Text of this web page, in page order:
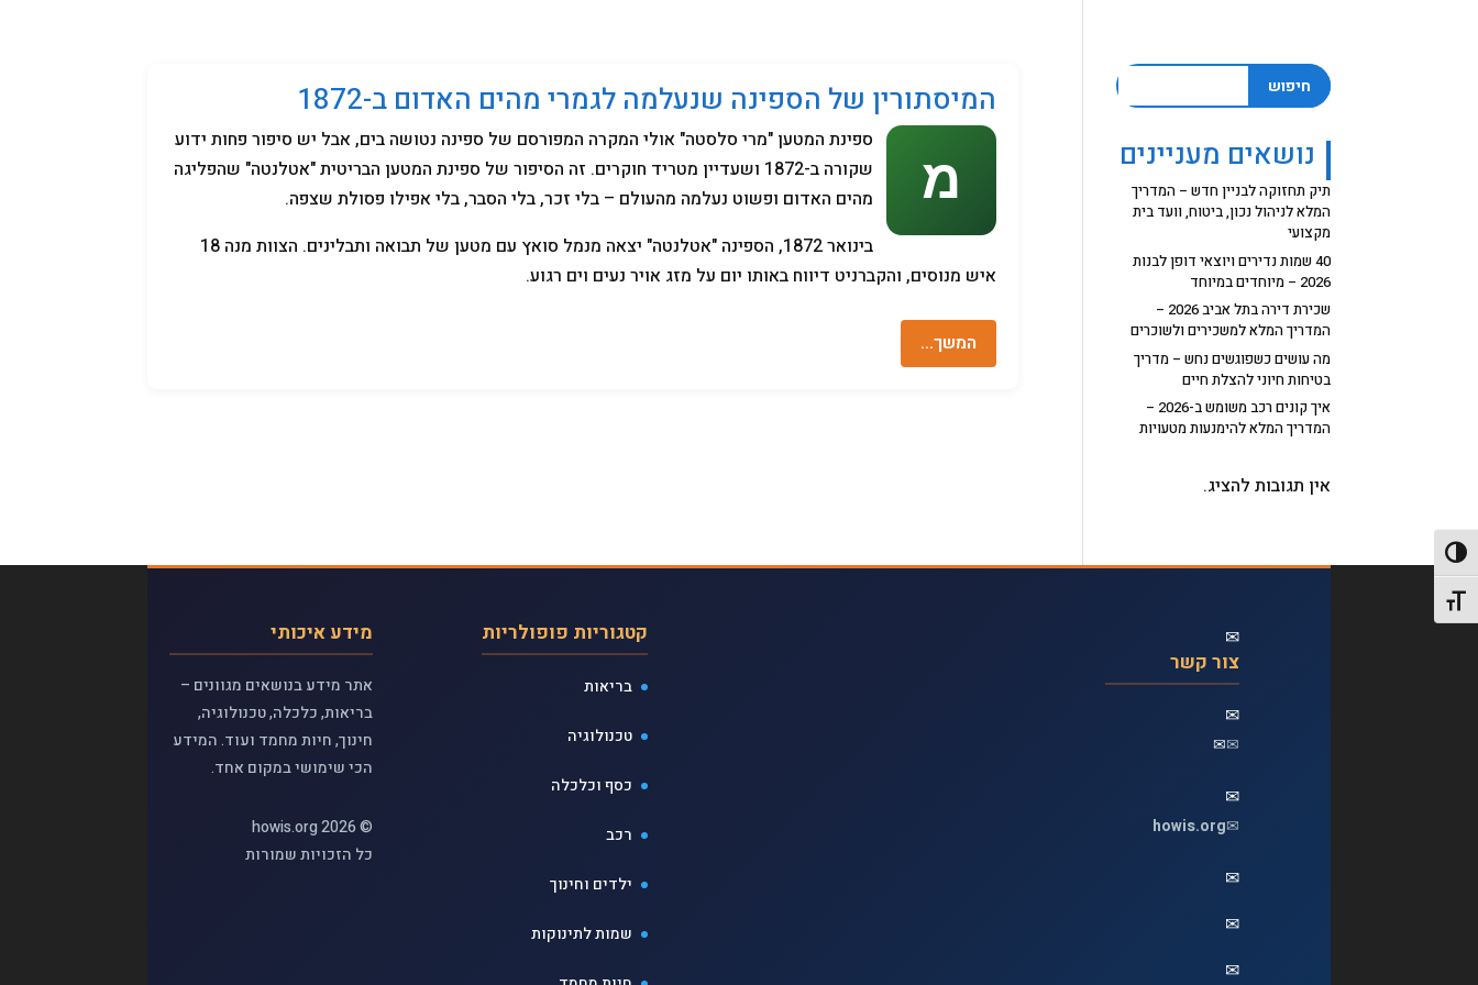
הפעל/כבה ניגודיות גבוהה
מתג גודל גופן
המיסתורין של הספינה שנעלמה לגמרי מהים האדום ב-1872
ספינת המטען "מרי סלסטה" אולי המקרה המפורסם של ספינה נטושה בים, אבל יש סיפור פחות ידוע
שקורה ב-1872 ושעדיין מטריד חוקרים. זה הסיפור של ספינת המטען הבריטית "אטלנטה" שהפליגה
מהים האדום ופשוט נעלמה מהעולם – בלי זכר, בלי הסבר, בלי אפילו פסולת שצפה.
בינואר 1872, הספינה "אטלנטה" יצאה מנמל סואץ עם מטען של תבואה ותבלינים. הצוות מנה 18
איש מנוסים, והקברניט דיווח באותו יום על מזג אויר נעים וים רגוע.
המשך…
חיפוש
נושאים מעניינים
תיק תחזוקה לבניין חדש – המדריך
המלא לניהול נכון, ביטוח, וועד בית
מקצועי
40 שמות נדירים ויוצאי דופן לבנות
2026 – מיוחדים במיוחד
שכירת דירה בתל אביב 2026 –
המדריך המלא למשכירים ולשוכרים
מה עושים כשפוגשים נחש – מדריך
בטיחות חיוני להצלת חיים
איך קונים רכב משומש ב-2026 –
המדריך המלא להימנעות מטעויות
אין תגובות להציג.
מידע איכותי
אתר מידע בנושאים מגוונים –
בריאות, כלכלה, טכנולוגיה,
חינוך, חיות מחמד ועוד. המידע
הכי שימושי במקום אחד.
© 2026 howis.org
כל הזכויות שמורות
קטגוריות פופולריות
בריאות
טכנולוגיה
כסף וכלכלה
רכב
ילדים וחינוך
שמות לתינוקות
✉
צור קשר
✉
✉
✉
✉
✉
howis.org
✉
✉
✉